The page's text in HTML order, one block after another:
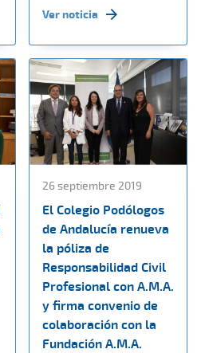
Ver noticia
26 septiembre 2019
El Colegio Podólogos
de Andalucía renueva
la póliza de
Responsabilidad Civil
Profesional con A.M.A.
y firma convenio de
colaboración con la
Fundación A.M.A.